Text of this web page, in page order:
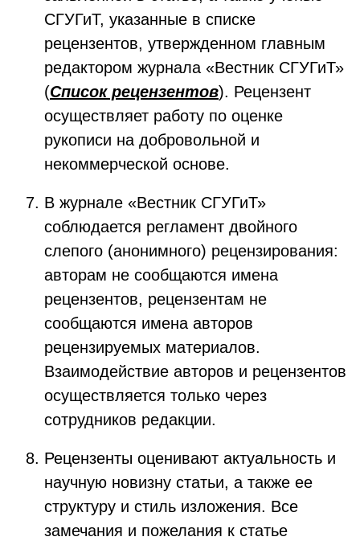
СГУГиТ, указанные в списке
рецензентов, утвержденном главным
редактором журнала «Вестник СГУГиТ»
(Список рецензентов). Рецензент
осуществляет работу по оценке
рукописи на добровольной и
некоммерческой основе.
В журнале «Вестник СГУГиТ»
соблюдается регламент двойного
слепого (анонимного) рецензирования:
авторам не сообщаются имена
рецензентов, рецензентам не
сообщаются имена авторов
рецензируемых материалов.
Взаимодействие авторов и рецензентов
осуществляется только через
сотрудников редакции.
Рецензенты оценивают актуальность и
научную новизну статьи, а также ее
структуру и стиль изложения. Все
замечания и пожелания к статье